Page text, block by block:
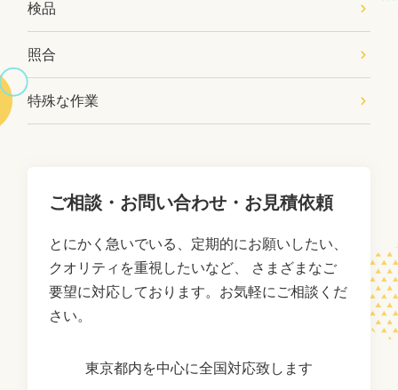
検品
照合
特殊な作業
ご相談・お問い合わせ・お見積依頼
とにかく急いでいる、定期的にお願いしたい、
クオリティを重視したいなど、
さまざまなご
要望に対応しております。お気軽にご相談くだ
さい。
東京都内を中心に全国対応致します